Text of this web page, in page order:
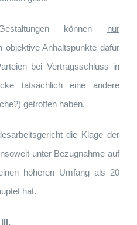
können nur
objektive Anhaltspunkte dafür
bei Vertragsschluss in
tatsächlich eine andere
getroffen haben.
die Klage der
unter Bezugnahme auf
höheren Umfang als 20
hat.
III.